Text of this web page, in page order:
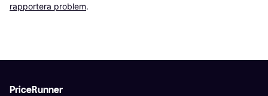
rapportera problem.
PriceRunner